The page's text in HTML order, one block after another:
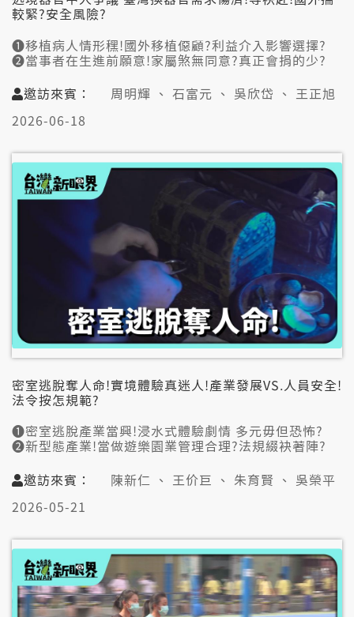
較緊?安全風險?
➊移植病人情形䆀!國外移植僫顧?利益介入影響選擇?
➋當事者在生進前願意!家屬煞無同意?真正會捐的少?
➍11人活8人!中國來源無透明?違反倫理?民眾毋知影?
➎捐器官毋是性命結束 是延續另外一个性命的開始?
👤邀訪來賓:
石富元（台大醫院急診部醫師）
吳欣岱（心臟血管外科醫師）
📞視訊連線:
王正旭（長庚紀念醫院血液腫瘤科教授/民主進步黨立
邀訪來賓：
周明輝 、 石富元 、 吳欣岱 、 王正旭
2026-06-18
密室逃脫奪人命!實境體驗真迷人!產業發展VS.人員安全!
法令按怎規範?
➊密室逃脫產業當興!浸水式體驗劇情 多元毋但恐怖?
➋新型態產業!當做遊樂園業管理合理?法規綴袂著陣?
➍文化幣會使用!無全部佇文創產業內底?娛樂稅愛減?
➎上懸標準甲類場所看待!小成本創業 改善生存困難?
陳新仁（密室脫逃設計業主）
王价巨（銘傳大學建築系教授）
朱育賢（密室逃脫迷）
吳榮平（中央警察大學防災研究所副教授）
邀訪來賓：
陳新仁 、 王价巨 、 朱育賢 、 吳榮平
2026-05-21